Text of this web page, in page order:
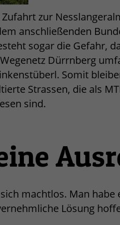
zur
anschließenden
sogar die Gefahr,
Dürrnberg
Somit
Strassen, die als
sind.
machtlos. Man habe
Lösung